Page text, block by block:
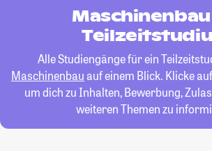
Alle Studiengänge für ein
Maschinenbauauf einem Blick. Klicke
um dich zu Inhalten, Bewerbung,
weiteren Themen zu